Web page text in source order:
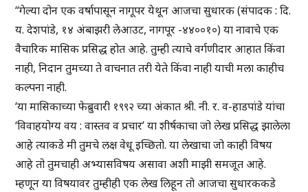
“गेल्या दोन एक वर्षापासून नागूपर येथून आजचा सुधारक (संपादक : दि.
य. देशपांडे, १४ अंबाझरी लेआउट, नागपूर -४४००१०) या नावाचे एक
वैचारिक मासिक प्रसिद्ध होत आहे. तुम्ही त्याचे वर्गणीदार आहात किंवा
नाही, निदान तुमच्या ते वाचनात तरी येते किंवा नाही याची मला काहीच
कल्पना नाही.
‘या मासिकाच्या फेब्रुवारी १९९२ च्या अंकात श्री. नी. र. व-हाडपांडे यांचा
‘विवाहयोग्य वय : वास्तव व प्रचार’ या शीर्षकाचा जो लेख प्रसिद्ध झालेला
आहे त्याकडे मी तुमचे लक्ष वेधू इच्छितो. या लेखाचा जो काही विषय
आहे तो तुमचाही अभ्यासविषय असावा अशी माझी समजूत आहे.
म्हणून या विषयावर तुम्हीही एक लेख लिहून तो आजचा सुधारककडे